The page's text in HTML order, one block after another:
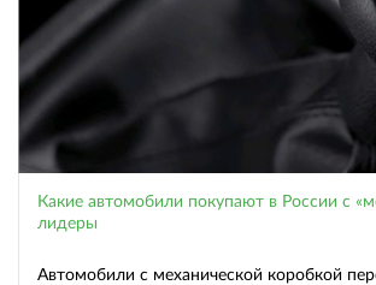
Какие автомобили покупают в России с
лидеры
Автомобили с механической коробкой